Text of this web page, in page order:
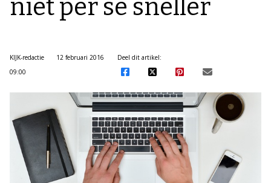
niet per se sneller
KIJK-redactie
12 februari 2016
09:00
Deel dit artikel: